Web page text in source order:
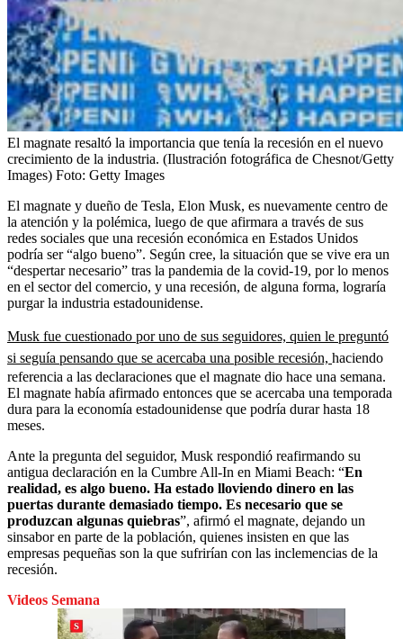
El magnate resaltó la importancia que tenía la recesión en el nuevo
crecimiento de la industria. (Ilustración fotográfica de Chesnot/Getty
Images) Foto: Getty Images
El magnate y dueño de Tesla, Elon Musk, es nuevamente centro de
la atención y la polémica, luego de que afirmara a través de sus
redes sociales que una recesión económica en Estados Unidos
podría ser “algo bueno”. Según cree, la situación que se vive era un
“despertar necesario” tras la pandemia de la covid-19, por lo menos
en el sector del comercio, y una recesión, de alguna forma, lograría
purgar la industria estadounidense.
Musk fue cuestionado por uno de sus seguidores, quien le preguntó
si seguía pensando que se acercaba una posible recesión, haciendo
referencia a las declaraciones que el magnate dio hace una semana.
El magnate había afirmado entonces que se acercaba una temporada
dura para la economía estadounidense que podría durar hasta 18
meses.
Ante la pregunta del seguidor, Musk respondió reafirmando su
antigua declaración en la Cumbre All-In en Miami Beach: “En
realidad, es algo bueno. Ha estado lloviendo dinero en las
puertas durante demasiado tiempo. Es necesario que se
produzcan algunas quiebras”, afirmó el magnate, dejando un
sinsabor en parte de la población, quienes insisten en que las
empresas pequeñas son la que sufrirían con las inclemencias de la
recesión.
Videos Semana